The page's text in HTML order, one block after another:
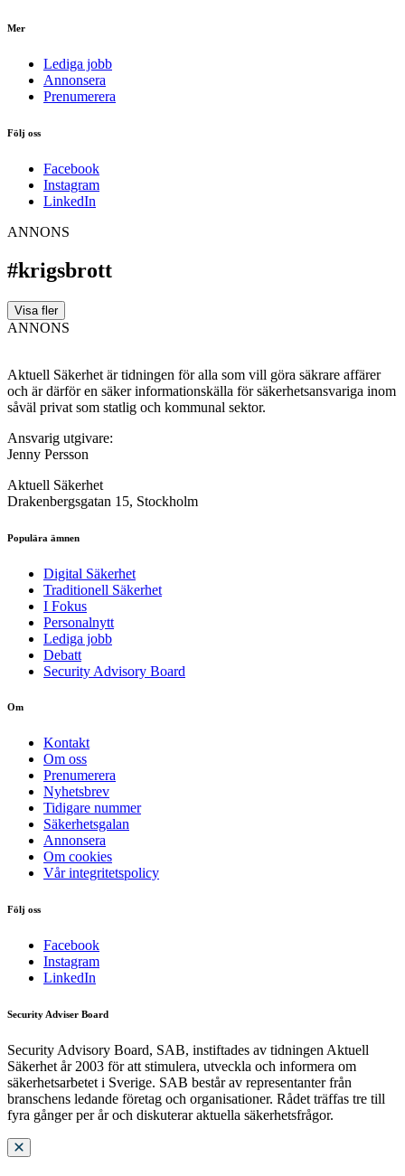
Mer
Lediga jobb
Annonsera
Prenumerera
Följ oss
Facebook
Instagram
LinkedIn
ANNONS
#krigsbrott
Visa fler
ANNONS
Aktuell Säkerhet är tidningen för alla som vill göra säkrare affärer
och är därför en säker informationskälla för säkerhets­ansvariga inom
såväl privat som statlig och kommunal sektor.
Ansvarig utgivare:
Jenny Persson
Aktuell Säkerhet
Drakenbergsgatan 15, Stockholm
Populära ämnen
Digital Säkerhet
Traditionell Säkerhet
I Fokus
Personalnytt
Lediga jobb
Debatt
Security Advisory Board
Om
Kontakt
Om oss
Prenumerera
Nyhetsbrev
Tidigare nummer
Säkerhetsgalan
Annonsera
Om cookies
Vår integritetspolicy
Följ oss
Facebook
Instagram
LinkedIn
Security Adviser Board
Security Advisory Board, SAB, instiftades av tidningen Aktuell
Säkerhet år 2003 för att stimulera, utveckla och informera om
säkerhetsarbetet i Sverige. SAB består av representanter från
branschens ledande företag och organisationer. Rådet träffas tre till
fyra gånger per år och diskuterar aktuella säkerhetsfrågor.